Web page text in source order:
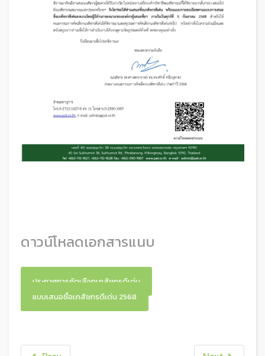
ดาวน์โหลดเอกสารแนบ
ประกาศการคัดเลือกเภสัชกรดีเด่น
แบบเสนอชื่อเภสัชกรดีเด่น 2568